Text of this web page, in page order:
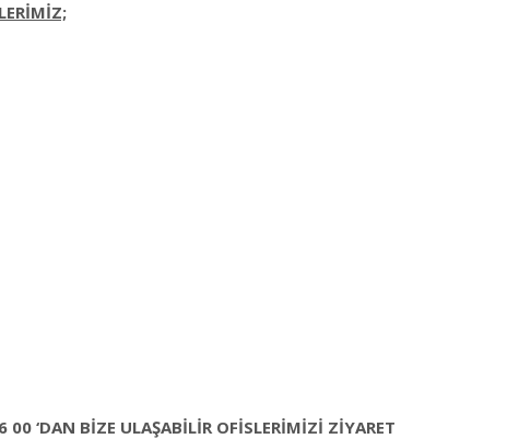
‘DAN BİZE ULAŞABİLİR OFİSLERİMİZİ ZİYARET